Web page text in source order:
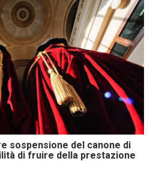
sospensione del canone di
di fruire della prestazione